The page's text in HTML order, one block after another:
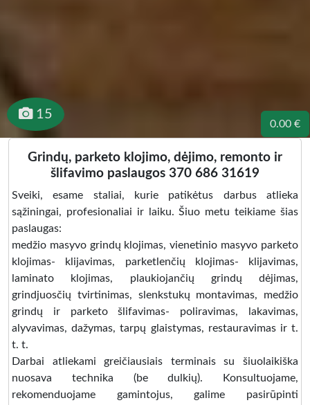
0.00 €
15
Grindų, parketo klojimo, dėjimo, remonto ir
šlifavimo paslaugos 370 686 31619
Sveiki, esame staliai, kurie patikėtus darbus atlieka
sąžiningai, profesionaliai ir laiku. Šiuo metu teikiame šias
paslaugas:
medžio masyvo grindų klojimas, vienetinio masyvo parketo
klojimas- klijavimas, parketlenčių klojimas- klijavimas,
laminato klojimas, plaukiojančių grindų dėjimas,
grindjuosčių tvirtinimas, slenkstukų montavimas, medžio
grindų ir parketo šlifavimas- poliravimas, lakavimas,
alyvavimas, dažymas, tarpų glaistymas, restauravimas ir t.
t. t.
Darbai atliekami greičiausiais terminais su šiuolaikiška
nuosava technika (be dulkių). Konsultuojame,
rekomenduojame gamintojus, galime pasirūpinti